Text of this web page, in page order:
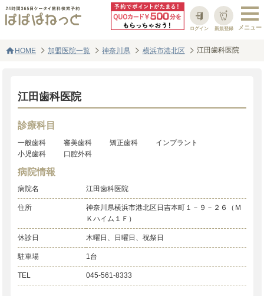
新規登録
ログイン
homeHOME 加盟医院一覧 神奈川県 横浜市港北区 江田歯科医院
江田歯科医院
診療科目
一般歯科 審美歯科 矯正歯科
インプラント
小児歯科
口腔外科
病院情報
病院名 江田歯科医院
住所
神奈川県横浜市港北区日吉本町１－９－２６（Ｍ
Ｋハイム１Ｆ）
休診日 木曜日、日曜日、祝祭日
駐車場 1台
TEL 045-561-8333